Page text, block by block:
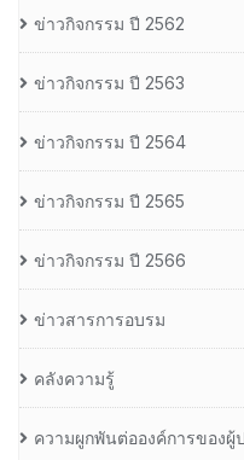
ข่าวกิจกรรม ปี 2562
ข่าวกิจกรรม ปี 2563
ข่าวกิจกรรม ปี 2564
ข่าวกิจกรรม ปี 2565
ข่าวกิจกรรม ปี 2566
ข่าวสารการอบรม
คลังความรู้
ความผูกพันต่อองค์การของ